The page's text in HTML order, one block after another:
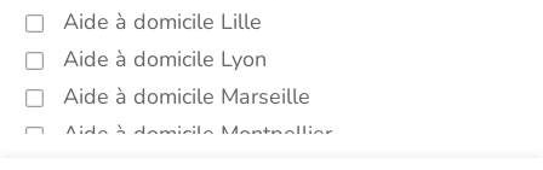
Aide à domicile Lille
Aide à domicile Lyon
Aide à domicile Marseille
Aide à domicile Montpellier